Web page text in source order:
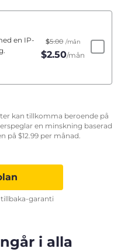
en IP-
$5.00 /mån
$2.50/mån
kan tillkomma beroende på
en minskning baserad
på $12.99per månad.
garanti
i alla